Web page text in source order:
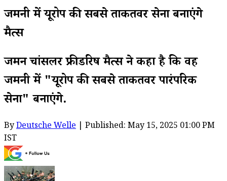
जर्मनी में यूरोप की सबसे ताकतवर सेना बनाएंगे
मैर्त्स
जर्मन चांसलर फ्रीडरिष मैर्त्स ने कहा है कि वह
जर्मनी में "यूरोप की सबसे ताकतवर पारंपरिक
सेना" बनाएंगे.
ByDeutsche Welle | Published: May 15, 2025 01:00 PM
IST